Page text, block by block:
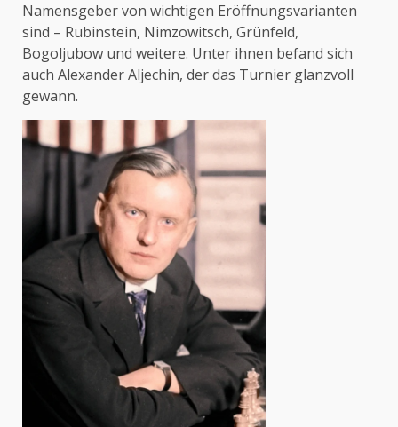
Namensgeber von wichtigen Eröffnungsvarianten
sind – Rubinstein, Nimzowitsch, Grünfeld,
Bogoljubow und weitere. Unter ihnen befand sich
auch Alexander Aljechin, der das Turnier glanzvoll
gewann.